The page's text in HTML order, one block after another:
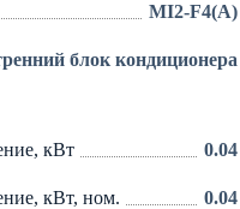
MI2-F4(A)
блок кондиционера
кВт 0.04
кВт, ном. 0.04